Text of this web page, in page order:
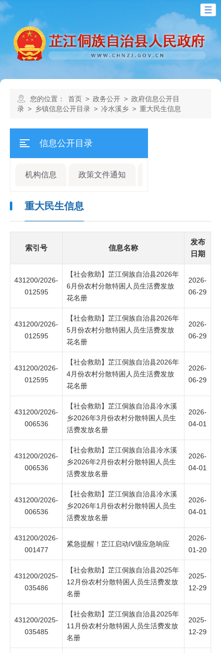
您的位置： 首页 > 政务公开 > 政府信息公开目
录 > 乡镇信息公开目录 > 冷水溪乡 > 重大民生信息
信息公开目录
机构信息 政策文件通知
重大民生信息
索引号 信息名称
发布
日期
431200/2026-
012595
【社会救助】芷江侗族自治县2026年
6月份农村分散特困人员生活费发放
花名册
2026-
06-29
431200/2026-
012595
【社会救助】芷江侗族自治县2026年
5月份农村分散特困人员生活费发放
花名册
2026-
06-29
431200/2026-
012595
【社会救助】芷江侗族自治县2026年
4月份农村分散特困人员生活费发放
花名册
2026-
06-29
431200/2026-
006536
【社会救助】芷江侗族自治县冷水溪
乡2026年3月份农村分散特困人员生
活费发放名册
2026-
04-01
431200/2026-
006536
【社会救助】芷江侗族自治县冷水溪
乡2026年2月份农村分散特困人员生
活费发放名册
2026-
04-01
431200/2026-
006536
【社会救助】芷江侗族自治县冷水溪
乡2026年1月份农村分散特困人员生
活费发放名册
2026-
04-01
431200/2026-
001477
紧急提醒！芷江启动IV级应急响应
2026-
01-20
431200/2025-
035486
【社会救助】芷江侗族自治县2025年
12月份农村分散特困人员生活费发放
名册
2025-
12-29
431200/2025-
035485
【社会救助】芷江侗族自治县2025年
11月份农村分散特困人员生活费发放
名册
2025-
12-29